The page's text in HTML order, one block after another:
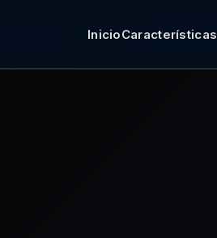
InicioCaracterísticas